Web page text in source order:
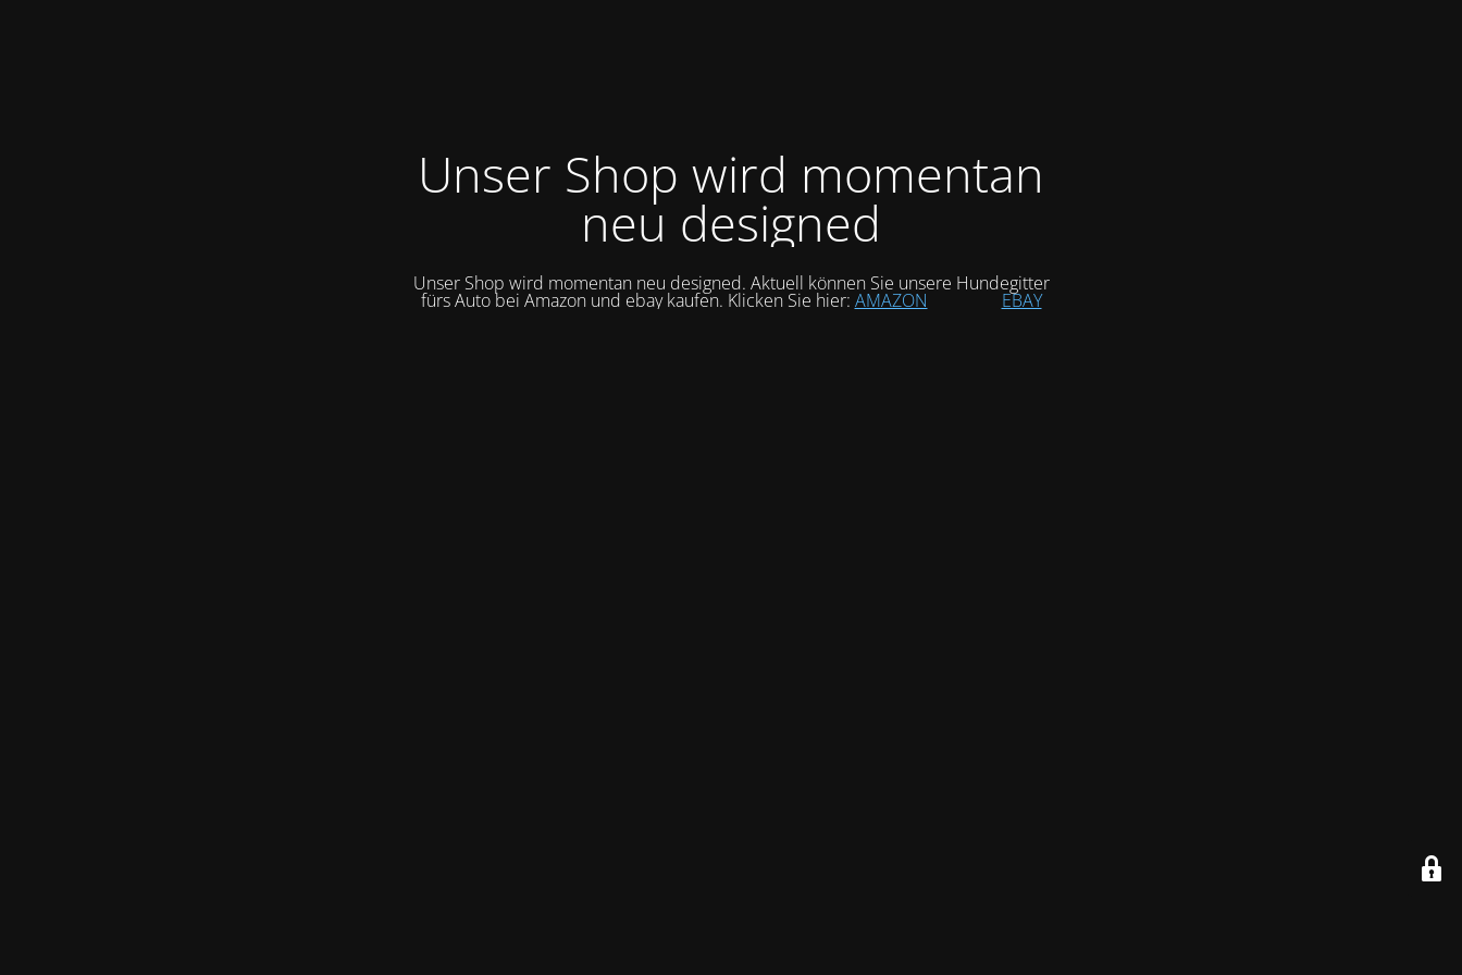
Unser Shop wird momentan
neu designed
Unser Shop wird momentan neu designed. Aktuell können Sie unsere Hundegitter
fürs Auto bei Amazon und ebay kaufen. Klicken Sie hier: AMAZON EBAY